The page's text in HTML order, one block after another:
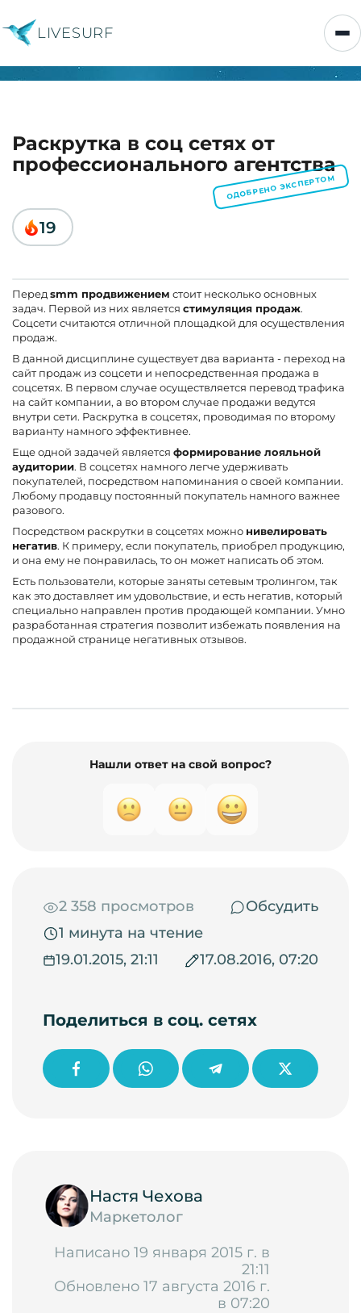
LIVESURF
Раскрутка в соц сетях от
профессионального агентства
ОДОБРЕНО ЭКСПЕРТОМ
19
Перед smm продвижением стоит несколько основных
задач. Первой из них является стимуляция продаж.
Соцсети считаются отличной площадкой для осуществления
продаж.
В данной дисциплине существует два варианта - переход на
сайт продаж из соцсети и непосредственная продажа в
соцсетях. В первом случае осуществляется перевод трафика
на сайт компании, а во втором случае продажи ведутся
внутри сети. Раскрутка в соцсетях, проводимая по второму
варианту намного эффективнее.
Еще одной задачей является формирование лояльной
аудитории. В соцсетях намного легче удерживать
покупателей, посредством напоминания о своей компании.
Любому продавцу постоянный покупатель намного важнее
разового.
Посредством раскрутки в соцсетях можно нивелировать
негатив. К примеру, если покупатель, приобрел продукцию,
и она ему не понравилась, то он может написать об этом.
Есть пользователи, которые заняты сетевым тролингом, так
как это доставляет им удовольствие, и есть негатив, который
специально направлен против продающей компании. Умно
разработанная стратегия позволит избежать появления на
продажной странице негативных отзывов.
Нашли ответ на свой вопрос?
2 358 просмотров
Обсудить
1 минута на чтение
19.01.2015, 21:11
17.08.2016, 07:20
Поделиться в соц. сетях
Настя Чехова
Маркетолог
Написано 19 января 2015 г. в
21:11
Обновлено 17 августа 2016 г.
в 07:20